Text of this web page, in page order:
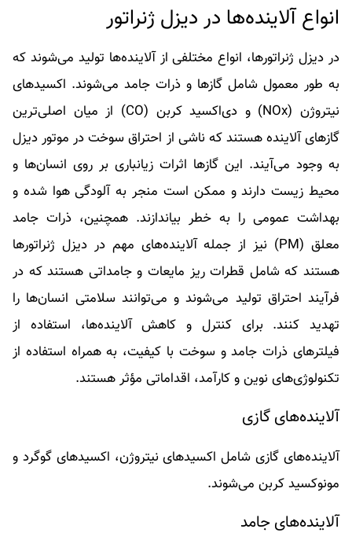
انواع آلاینده‌ها در دیزل ژنراتور
در دیزل ژنراتورها، انواع مختلفی از آلاینده‌ها تولید می‌شوند که
به طور معمول شامل گازها و ذرات جامد می‌شوند. اکسیدهای
نیتروژن (NOx) و دی‌اکسید کربن (CO) از میان اصلی‌ترین
گازهای آلاینده هستند که ناشی از احتراق سوخت در موتور دیزل
به وجود می‌آیند. این گازها اثرات زیانباری بر روی انسان‌ها و
محیط زیست دارند و ممکن است منجر به آلودگی هوا شده و
بهداشت عمومی را به خطر بیاندازند. همچنین، ذرات جامد
معلق (PM) نیز از جمله آلاینده‌های مهم در دیزل ژنراتورها
هستند که شامل قطرات ریز مایعات و جامداتی هستند که در
فرآیند احتراق تولید می‌شوند و می‌توانند سلامتی انسان‌ها را
تهدید کنند. برای کنترل و کاهش آلاینده‌ها، استفاده از
فیلترهای ذرات جامد و سوخت با کیفیت، به همراه استفاده از
تکنولوژی‌های نوین و کارآمد، اقداماتی مؤثر هستند.
آلاینده‌های گازی
آلاینده‌های گازی شامل اکسیدهای نیتروژن، اکسیدهای گوگرد و
مونوکسید کربن می‌شوند.
آلاینده‌های جامد